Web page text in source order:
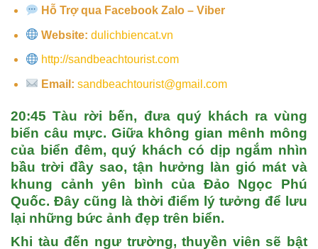
Hỗ Trợ qua Facebook Zalo – Viber
Website: dulichbiencat.vn
http://sandbeachtourist.com
Email: sandbeachtourist@gmail.com
20:45 Tàu rời bến, đưa quý khách ra vùng
biển câu mực. Giữa không gian mênh mông
của biển đêm, quý khách có dịp ngắm nhìn
bầu trời đầy sao, tận hưởng làn gió mát và
khung cảnh yên bình của Đảo Ngọc Phú
Quốc. Đây cũng là thời điểm lý tưởng để lưu
lại những bức ảnh đẹp trên biển.
Khi tàu đến ngư trường, thuyền viên sẽ bật